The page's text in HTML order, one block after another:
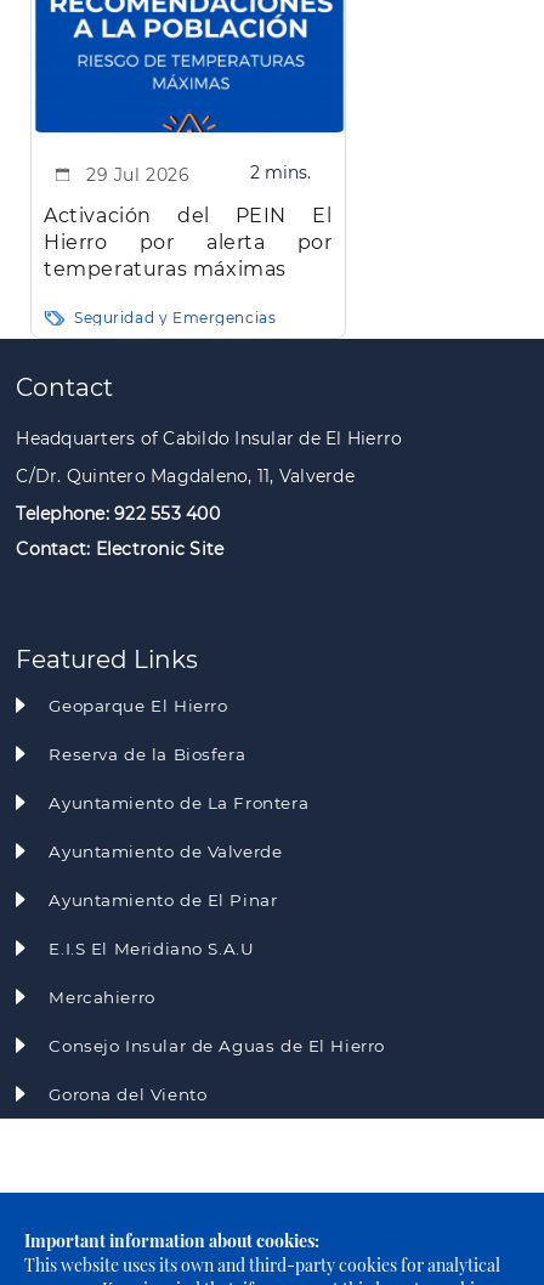
Important information about cookies:
This website uses its own and third-party cookies for analytical
29 Jul 2026 2 mins.
Activación del PEIN El
Hierro por alerta por
temperaturas máximas
Seguridad y Emergencias
Pagination
Contact
Headquarters of Cabildo Insular de El Hierro
C/Dr. Quintero Magdaleno, 11, Valverde
Telephone: 922 553 400
Contact: Electronic Site
Featured Links
Geoparque El Hierro
Reserva de la Biosfera
Ayuntamiento de La Frontera
Ayuntamiento de Valverde
Ayuntamiento de El Pinar
E.I.S El Meridiano S.A.U
Mercahierro
Consejo Insular de Aguas de El Hierro
Gorona del Viento